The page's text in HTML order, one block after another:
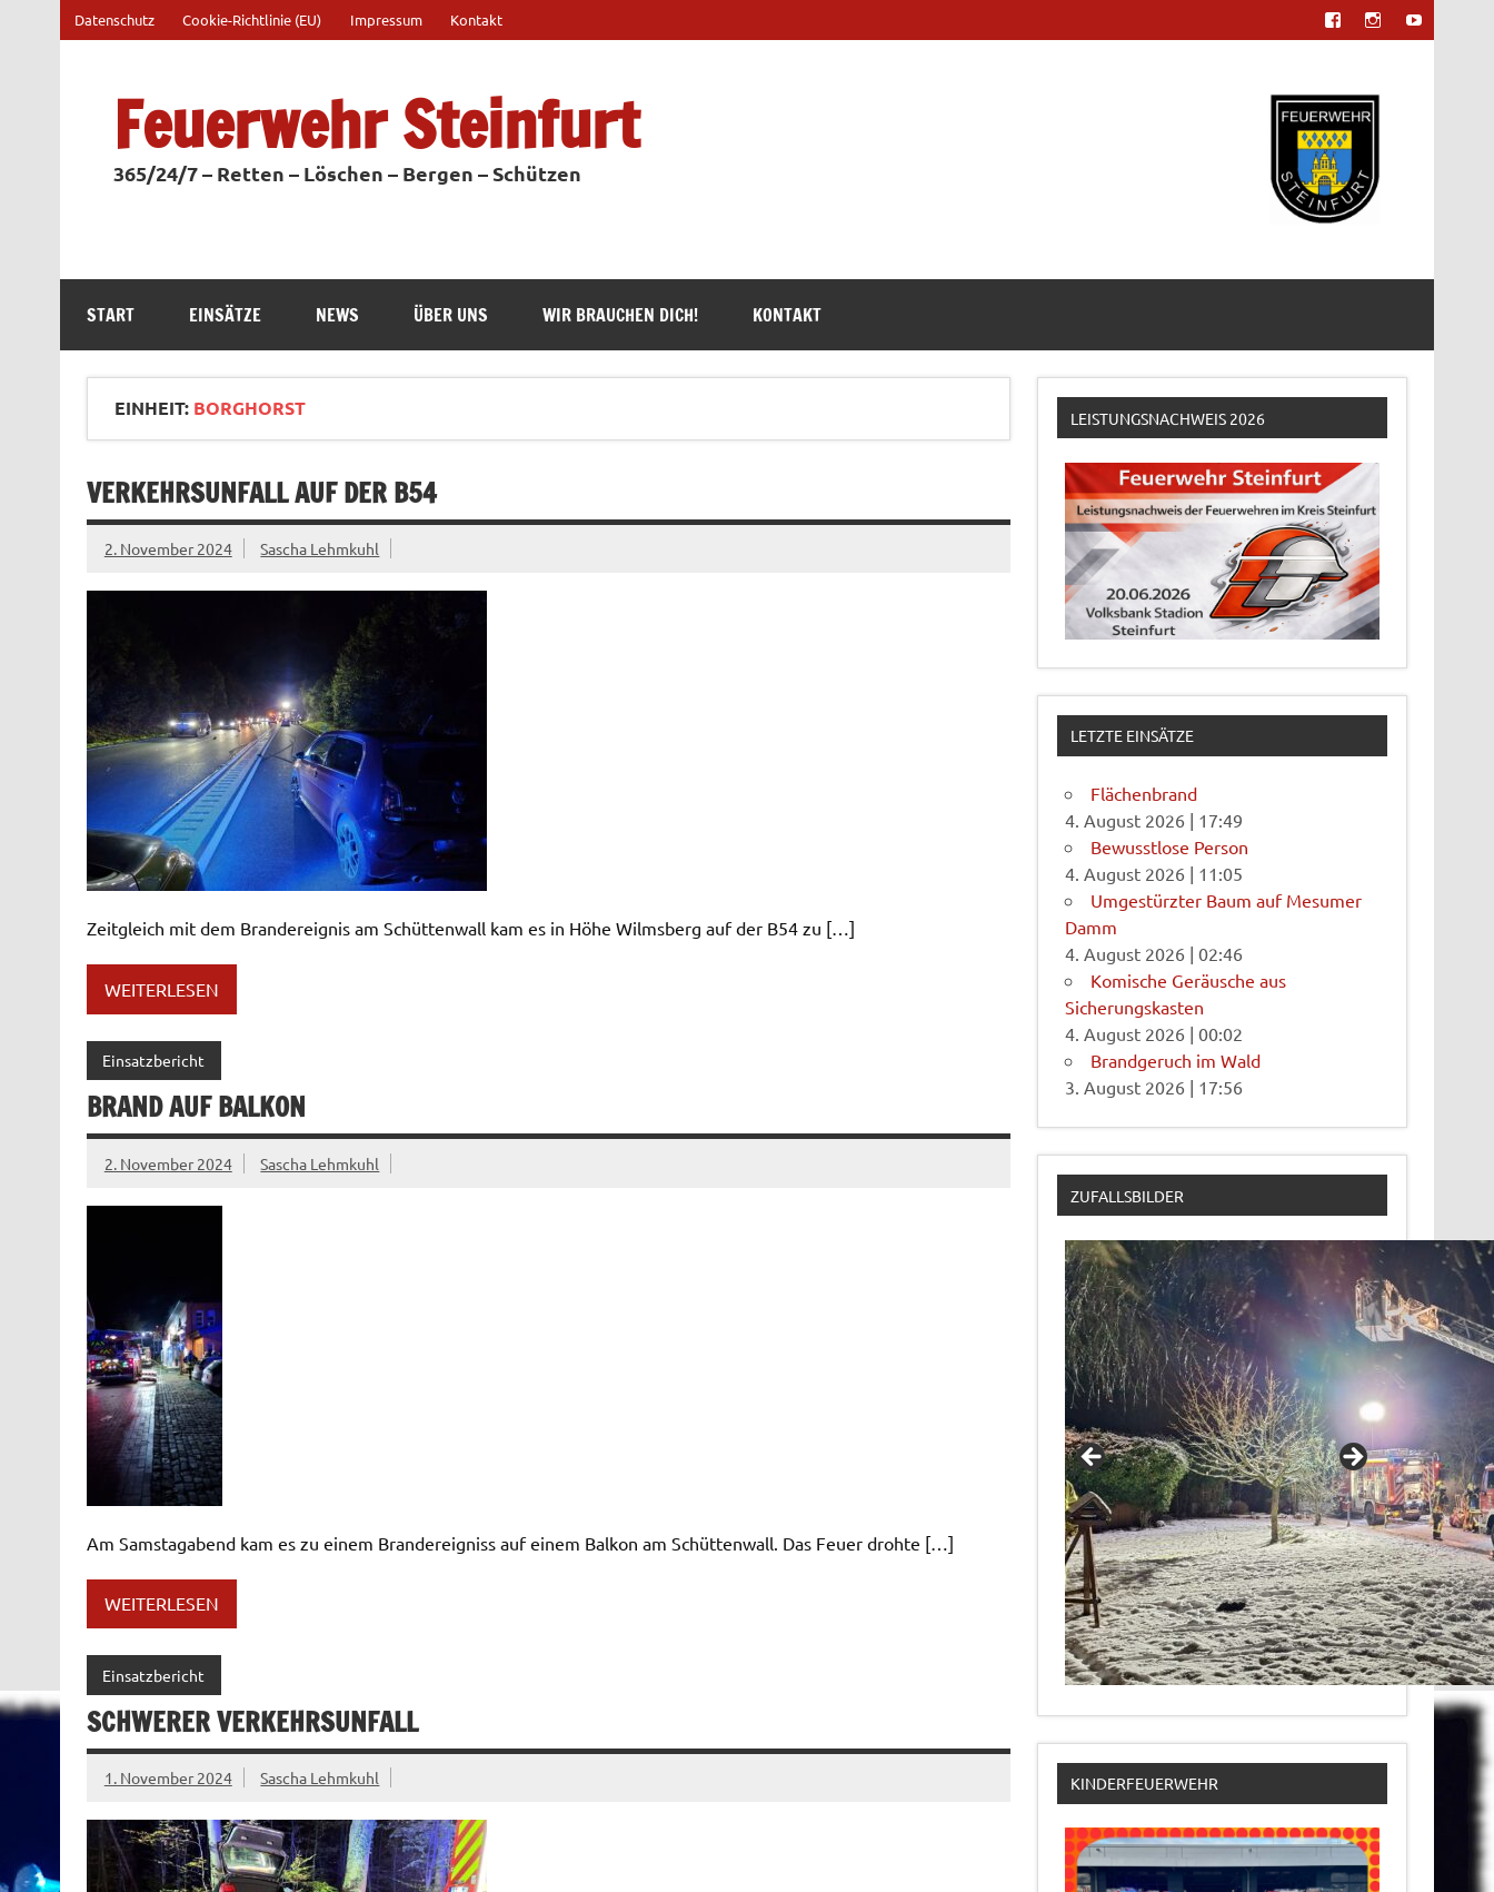
springen
Datenschutz Cookie-Richtlinie (EU) Impressum Kontakt
Feuerwehr Steinfurt
365/24/7 – Retten – Löschen – Bergen – Schützen
START EINSÄTZE NEWS ÜBER UNS WIR BRAUCHEN DICH! KONTAKT
EINHEIT: BORGHORST
VERKEHRSUNFALL AUF DER B54
2. November 2024 Sascha Lehmkuhl
Zeitgleich mit dem Brandereignis am Schüttenwall kam es in Höhe Wilmsberg auf der B54 zu […]
WEITERLESEN
Einsatzbericht
BRAND AUF BALKON
2. November 2024 Sascha Lehmkuhl
Am Samstagabend kam es zu einem Brandereigniss auf einem Balkon am Schüttenwall. Das Feuer drohte […]
WEITERLESEN
Einsatzbericht
SCHWERER VERKEHRSUNFALL
1. November 2024 Sascha Lehmkuhl
LEISTUNGSNACHWEIS 2026
LETZTE EINSÄTZE
Flächenbrand
4. August 2026 | 17:49
Bewusstlose Person
4. August 2026 | 11:05
Umgestürzter Baum auf Mesumer
Damm
4. August 2026 |02:46
Komische Geräusche aus
Sicherungskasten
4. August 2026 |00:02
Brandgeruch im Wald
3. August 2026 | 17:56
ZUFALLSBILDER
KINDERFEUERWEHR